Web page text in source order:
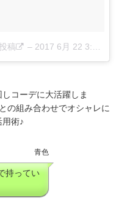
稿 – 2017 6月 22 3:54午前 PDT
コーデに大活躍しま
の組み合わせでオシャレに
術♪
青色
持ってい